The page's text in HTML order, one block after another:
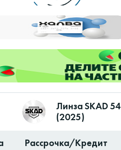
Линза SKAD 54
(2025)
Рассрочка/Кредит